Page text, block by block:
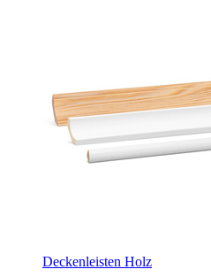
Deckenleisten Holz